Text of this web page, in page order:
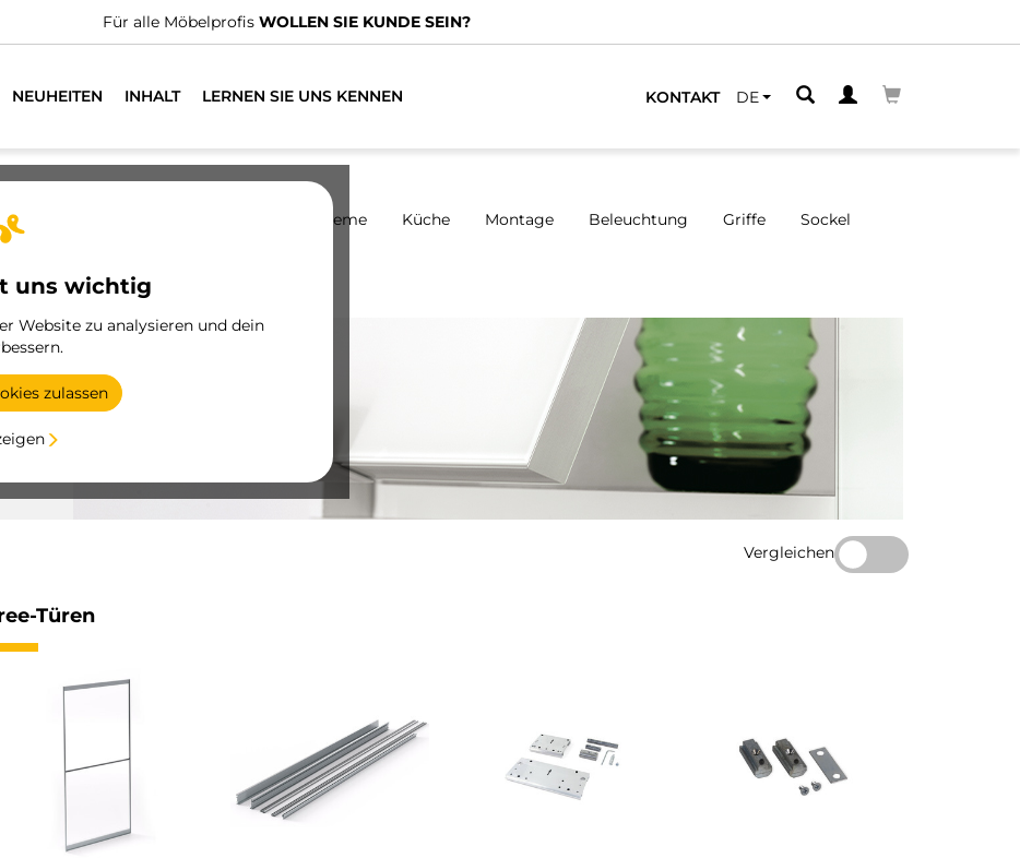
haben spezialisierte Vertriebshändler.FINDEN SIE DEN NÄCHSTGELEGENEN
NEUHEITEN INHALT LERNEN SIE UNS KENNEN KONTAKT DE
uns wichtig
Website zu analysieren und dein
zulassen
Schiebesysteme Küche Montage Beleuchtung Griffe Sockel
von
Vergleichen
Türen